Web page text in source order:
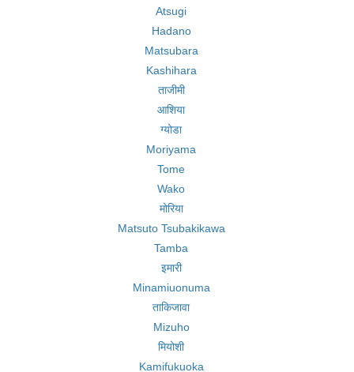
Atsugi
Hadano
Matsubara
Kashihara
ताजीमी
आशिया
ग्योडा
Moriyama
Tome
Wako
मोरिया
Matsuto Tsubakikawa
Tamba
इमारी
Minamiuonuma
ताकिजावा
Mizuho
मियोशी
Kamifukuoka